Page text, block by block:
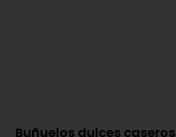
Buñuelos dulces